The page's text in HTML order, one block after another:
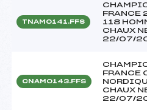
TNAM0141.FFS
FRANCE
118
CHAUX
22/07/
CNAM0143.FFS
FRANCE
CHAUX
22/07/